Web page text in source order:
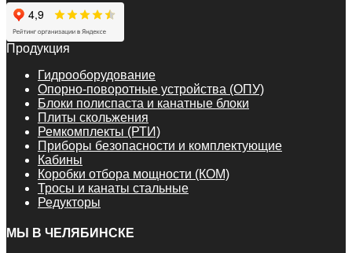
Продукция
Гидрооборудование
Опорно-поворотные устройства (ОПУ)
Блоки полиспаста и канатные блоки
Плиты скольжения
Ремкомплекты (РТИ)
Приборы безопасности и комплектующие
Кабины
Коробки отбора мощности (КОМ)
Тросы и канаты стальные
Редукторы
МЫ В ЧЕЛЯБИНСКЕ